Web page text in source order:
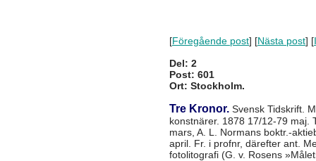
[Föregående post] [Nästa post] [
Del: 2
Post: 601
Ort: Stockholm.
Tre Kronor. Svensk Tidskrift.
konstnärer. 1878 17/12-79 maj.
mars, A. L. Normans boktr.-
april. Fr. i profnr, därefter ant.
fotolitografi (G. v. Rosens